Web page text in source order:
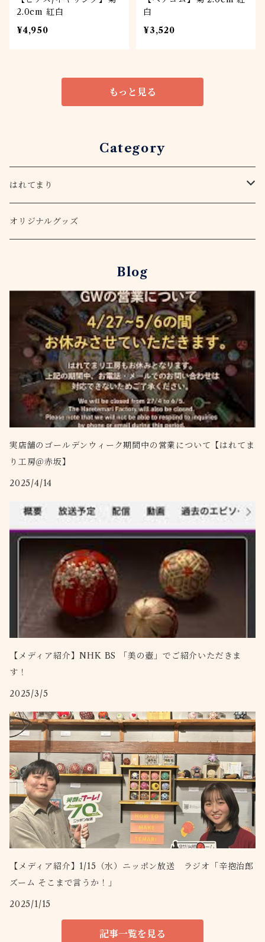
2.0cm 紅白
¥4,950
白
¥3,520
もっと見る
Category
はれてまり
てまりキット
ピアス・イヤリング
ヘアゴム
プルメリア
ストラップ
バッグチャーム
季節を楽しむ
オリジナルグッズ
Blog
実店舗のゴールデンウィーク期間中の営業について【はれてま
り工房＠赤坂】
2025/4/14
【メディア紹介】NHK BS 「美の壺」でご紹介いただきま
す！
2025/3/5
【メディア紹介】1/15（水）ニッポン放送 ラジオ「辛抱治郎
ズーム そこまで言うか！」
2025/1/15
記事一覧を見る